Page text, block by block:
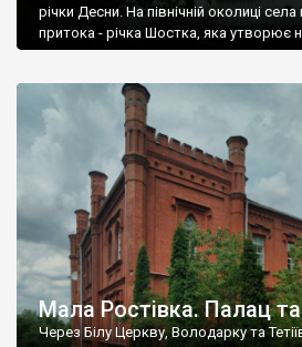
річки Десни. На північній околиці
притока - річка Шостка, яка утворює
Мала Ростівка. Палац
Через Білу Церкву, Володарку та